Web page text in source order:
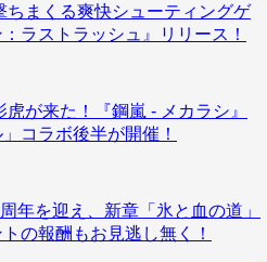
ちまくる爽快シューティングゲ
ラストラッシュ』リリース！
が来た！『鋼嵐 - メカラシ』
コラボ後半が開催！
年を迎え、新章「氷と血の道」
の報酬もお見逃し無く！